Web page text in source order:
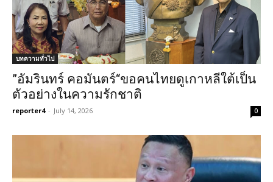
บทความทั่วไป
”อัมรินทร์ คอมันตร์“ขอคนไทยดูเกาหลีใต้เป็น
ตัวอย่างในความรักชาติ
reporter4 - July 14, 2026 0